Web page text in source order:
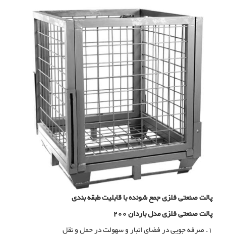
پالت صنعتی فلزی جمع شونده با قابلیت طبقه بندی
پالت صنعتی فلزی مدل باردان 200
1. صرفه جویی در فضای انبار و سهولت در حمل و نقل